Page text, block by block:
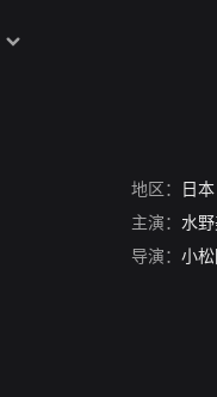
地区：
日本
主演： 水
导演： 小